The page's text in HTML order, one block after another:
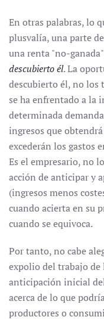
En otras palabras, lo
plusvalía, una parte
una renta "no-
descubierto él. La
descubierto él, no los
se ha enfrentado a la
determinada
ingresos que
excederán los gastos
Es el empresario, no
acción de anticipar y
(ingresos menos
cuando acierta en su
cuando se equivoca.
Por tanto, no cabe
expolio del trabajo de
anticipación inicial
acerca de lo que
productores o